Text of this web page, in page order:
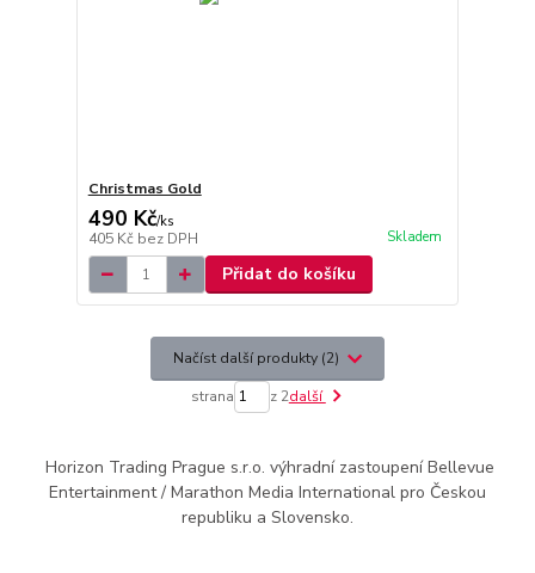
Christmas Gold
490 Kč/ks
405 Kč bez DPH Skladem
Přidat do košíku
Načíst další produkty (2)
strana z 2další
Horizon Trading Prague s.r.o. výhradní zastoupení Bellevue
Entertainment / Marathon Media International pro Českou
republiku a Slovensko.